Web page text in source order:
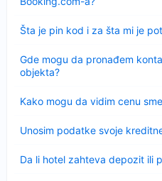
Šta je pin kod i za šta mi je
Sažeto
Gde mogu da pronađem
objekta?
Kako mogu da vidim cenu
Unosim podatke svoje
Da li hotel zahteva depozit ili